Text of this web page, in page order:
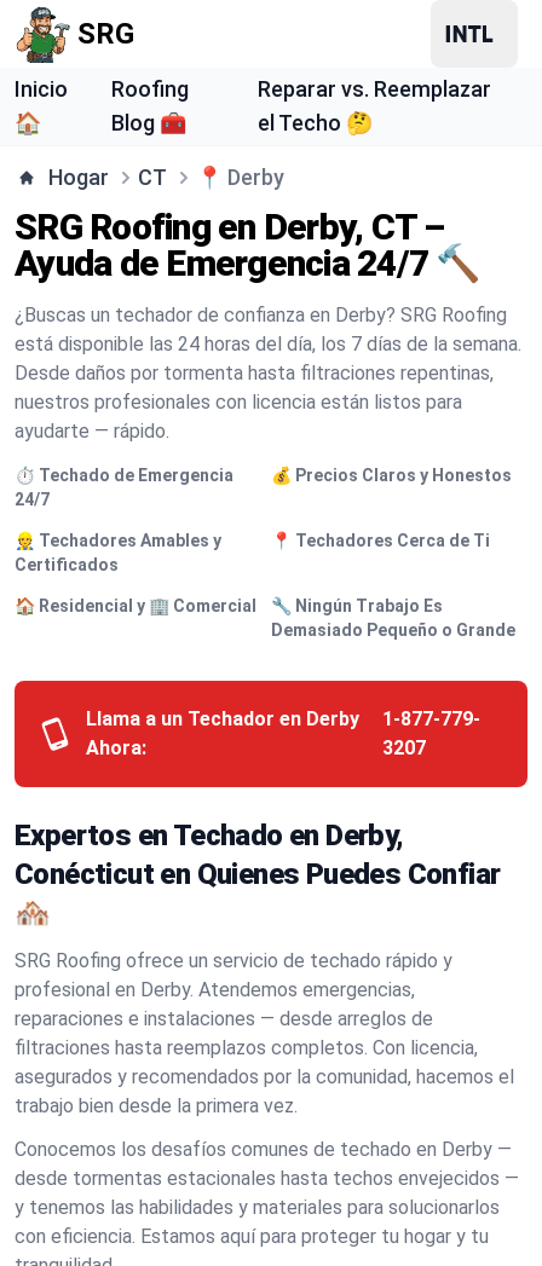
SRG
Inicio
🏠
Roofing
Blog 🧰
Reparar vs. Reemplazar
el Techo 🤔
Hogar CT 📍 Derby
SRG Roofing en Derby, CT –
Ayuda de Emergencia 24/7 🔨
¿Buscas un techador de confianza en Derby? SRG Roofing
está disponible las 24 horas del día, los 7 días de la semana.
Desde daños por tormenta hasta filtraciones repentinas,
nuestros profesionales con licencia están listos para
ayudarte — rápido.
⏱️ Techado de Emergencia
24/7
💰 Precios Claros y Honestos
👷 Techadores Amables y
Certificados
📍 Techadores Cerca de Ti
🏠 Residencial y 🏢 Comercial
🔧 Ningún Trabajo Es
Demasiado Pequeño o Grande
Llama a un Techador en Derby
Ahora:
1-877-779-
3207
Expertos en Techado en Derby,
Conécticut en Quienes Puedes Confiar
🏘️
SRG Roofing ofrece un servicio de techado rápido y
profesional en Derby. Atendemos emergencias,
reparaciones e instalaciones — desde arreglos de
filtraciones hasta reemplazos completos. Con licencia,
asegurados y recomendados por la comunidad, hacemos el
trabajo bien desde la primera vez.
Conocemos los desafíos comunes de techado en Derby —
desde tormentas estacionales hasta techos envejecidos —
y tenemos las habilidades y materiales para solucionarlos
con eficiencia. Estamos aquí para proteger tu hogar y tu